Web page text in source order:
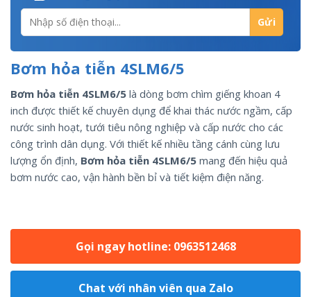
Bơm hỏa tiễn 4SLM6/5
Bơm hỏa tiễn 4SLM6/5 là dòng bơm chìm giếng khoan 4
inch được thiết kế chuyên dụng để khai thác nước ngầm, cấp
nước sinh hoạt, tưới tiêu nông nghiệp và cấp nước cho các
công trình dân dụng. Với thiết kế nhiều tầng cánh cùng lưu
lượng ổn định, Bơm hỏa tiễn 4SLM6/5 mang đến hiệu quả
bơm nước cao, vận hành bền bỉ và tiết kiệm điện năng.
Gọi ngay hotline: 0963512468
Chat với nhân viên qua Zalo